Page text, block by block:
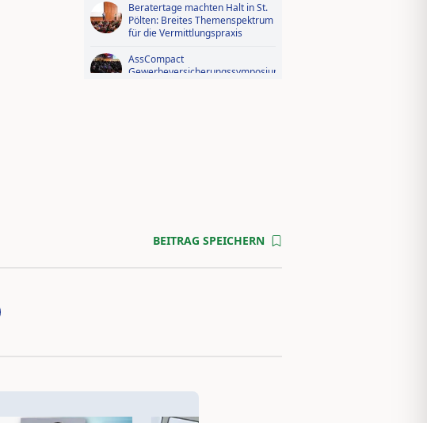
Beratertage machten Halt in St.
Pölten: Breites Themenspektrum
für die Vermittlungspraxis
AssCompact
Gewerbeversicherungssymposium
BEITRAG SPEICHERN